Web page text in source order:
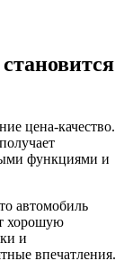
цена-качество.
функциями и
автомобиль
хорошую
и
впечатления.